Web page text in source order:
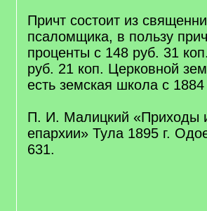
Причт состоит из
псаломщика, в пользу
проценты с 148 руб. 31
руб. 21 коп. Церковной
есть земская школа с 1884
П. И. Малицкий «Приходы
епархии» Тула 1895 г.
631.